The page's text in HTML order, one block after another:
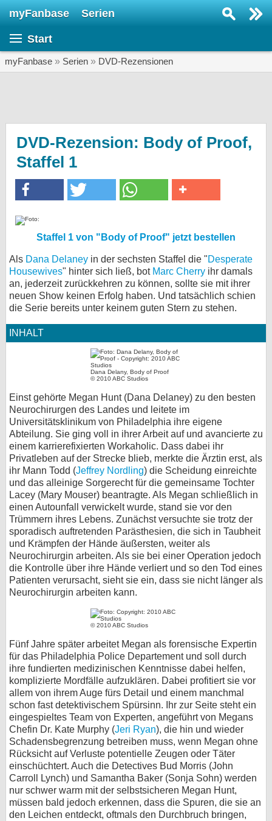
myFanbase Serien
Start
myFanbase » Serien » DVD-Rezensionen
DVD-Rezension: Body of Proof,
Staffel 1
Staffel 1 von "Body of Proof" jetzt bestellen
Als Dana Delaney in der sechsten Staffel die "Desperate
Housewives" hinter sich ließ, bot Marc Cherry ihr damals
an, jederzeit zurückkehren zu können, sollte sie mit ihrer
neuen Show keinen Erfolg haben. Und tatsächlich schien
die Serie bereits unter keinem guten Stern zu stehen.
INHALT
Dana Delany, Body of Proof
© 2010 ABC Studios
Einst gehörte Megan Hunt (Dana Delaney) zu den besten
Neurochirurgen des Landes und leitete im
Universitätsklinikum von Philadelphia ihre eigene
Abteilung. Sie ging voll in ihrer Arbeit auf und avancierte zu
einem karrierefixierten Workaholic. Dass dabei ihr
Privatleben auf der Strecke blieb, merkte die Ärztin erst, als
ihr Mann Todd (Jeffrey Nordling) die Scheidung einreichte
und das alleinige Sorgerecht für die gemeinsame Tochter
Lacey (Mary Mouser) beantragte. Als Megan schließlich in
einen Autounfall verwickelt wurde, stand sie vor den
Trümmern ihres Lebens. Zunächst versuchte sie trotz der
sporadisch auftretenden Parästhesien, die sich in Taubheit
und Krämpfen der Hände äußersten, weiter als
Neurochirurgin arbeiten. Als sie bei einer Operation jedoch
die Kontrolle über ihre Hände verliert und so den Tod eines
Patienten verursacht, sieht sie ein, dass sie nicht länger als
Neurochirurgin arbeiten kann.
© 2010 ABC Studios
Fünf Jahre später arbeitet Megan als forensische Expertin
für das Philadelphia Police Departement und soll durch
ihre fundierten medizinischen Kenntnisse dabei helfen,
komplizierte Mordfälle aufzuklären. Dabei profitiert sie vor
allem von ihrem Auge fürs Detail und einem manchmal
schon fast detektivischem Spürsinn. Ihr zur Seite steht ein
eingespieltes Team von Experten, angeführt von Megans
Chefin Dr. Kate Murphy (Jeri Ryan), die hin und wieder
Schadensbegrenzung betreiben muss, wenn Megan ohne
Rücksicht auf Verluste potentielle Zeugen oder Täter
einschüchtert. Auch die Detectives Bud Morris (John
Carroll Lynch) und Samantha Baker (Sonja Sohn) werden
nur schwer warm mit der selbstsicheren Megan Hunt,
müssen bald jedoch erkennen, dass die Spuren, die sie an
den Leichen entdeckt, oftmals den Durchbruch bringen,
SERIEN
Specials
Gewinnspiele
Forum
bei X
bei Facebook
Kontakt
Nutzungsbedingungen
Datenschutz
Cookie-Einstellungen
Impressum
Desktop-Ansicht
myFanbase